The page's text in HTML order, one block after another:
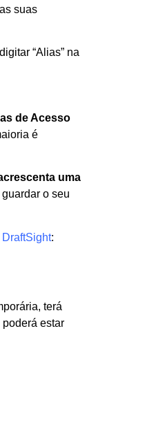
suas
“Alias” na
de Acesso
é
uma
o seu
DraftSight:
terá
poderá estar